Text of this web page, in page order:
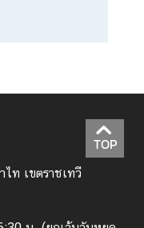
TOP
ท เขตราชเทวี